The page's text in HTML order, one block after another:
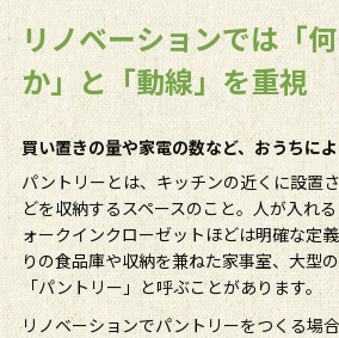
リノベーションでは「
か」と「動線」を重視
買い置きの量や家電の数など、おうちに
パントリーとは、キッチンの近くに設置
どを収納するスペースのこと。人が入れ
ォークインクローゼットほどは明確な定
りの食品庫や収納を兼ねた家事室、大型
「パントリー」と呼ぶことがあります。
リノベーションでパントリーをつくる場